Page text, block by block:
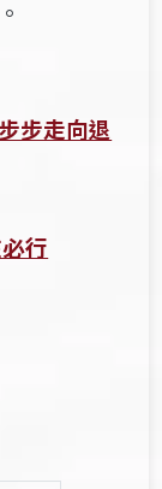
步走向退
行